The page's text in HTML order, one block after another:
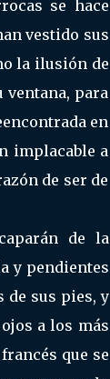
se hace
vestido sus
la ilusión de
para
en
implacable a
de ser de
de la
y pendientes
de sus pies, y
a los más
que se